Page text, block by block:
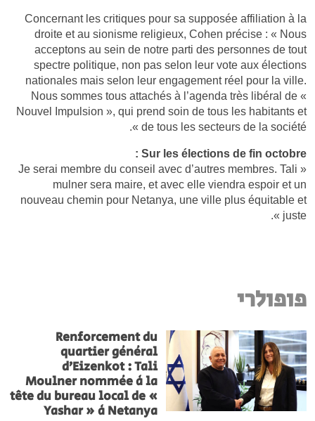
Concernant les critiques pour sa supposée affiliation à la
droite et au sionisme religieux, Cohen précise : « Nous
acceptons au sein de notre parti des personnes de tout
spectre politique, non pas selon leur vote aux élections
nationales mais selon leur engagement réel pour la ville.
Nous sommes tous attachés à l’agenda très libéral de «
Nouvel Impulsion », qui prend soin de tous les habitants et
de tous les secteurs de la société ».
Sur les élections de fin octobre :
« Je serai membre du conseil avec d’autres membres. Tali
mulner sera maire, et avec elle viendra espoir et un
nouveau chemin pour Netanya, une ville plus équitable et
juste ».
פופולרי
Renforcement du
quartier général
d’Eizenkot : Tali
Moulner nommée à la
tête du bureau local de «
Yashar » à Netanya